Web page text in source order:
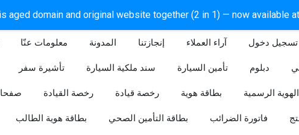
aged domain and original website together (2 in 1) — now available
معلومات عنّا المدونة إنجازتنا آراء العملاء تسجيل دخول​
تأشيرة سفر سند ملكية السيارة تأمين السيارة دبلوم
رخصة القيادة رخصة قيادة بطاقة هوية الرسمية
بطاقة هوية الطالب بطاقة التأمين الصحي فاتورة الضرائب